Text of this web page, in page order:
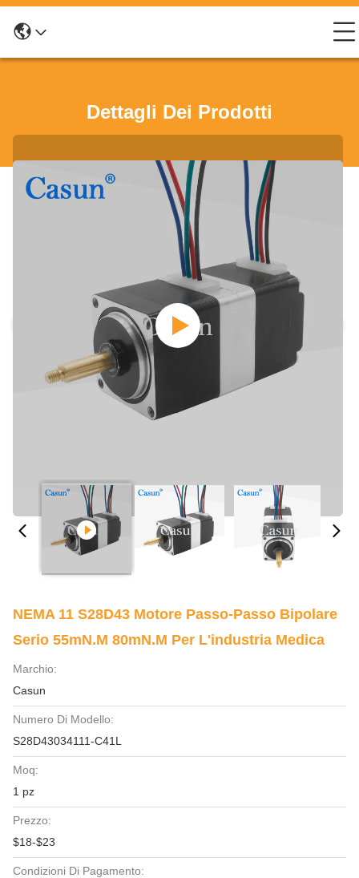
Dettagli Dei Prodotti
NEMA 11 S28D43 Motore Passo-Passo Bipolare
Serio 55mN.M 80mN.M Per L'industria Medica
Marchio:
Casun
Numero Di Modello:
S28D43034111-C41L
Moq:
1 pz
Prezzo:
$18-$23
Condizioni Di Pagamento: